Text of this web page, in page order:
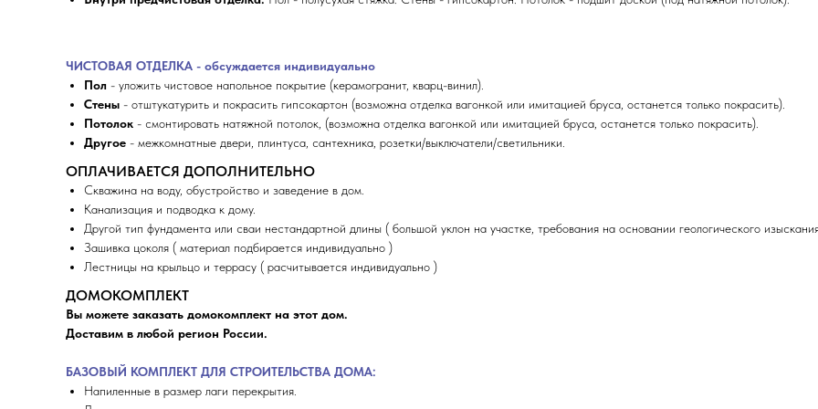
ЧИСТОВАЯ ОТДЕЛКА - обсуждается индивидуально
Пол - уложить чистовое напольное покрытие (керамогранит, кварц-винил).
Стены - отштукатурить и покрасить гипсокартон (возможна отделка вагонкой или имитацией бруса, останется только покрасить).
Потолок - смонтировать натяжной потолок, (возможна отделка вагонкой или имитацией бруса, останется только покрасить).
Другое - межкомнатные двери, плинтуса, сантехника, розетки/выключатели/светильники.
ОПЛАЧИВАЕТСЯ ДОПОЛНИТЕЛЬНО
Скважина на воду, обустройство и заведение в дом.
Канализация и подводка к дому.
Другой тип фундамента или сваи нестандартной длины ( большой уклон на участке, требования на основании геологического
Зашивка цоколя ( материал подбирается индивидуально )
Лестницы на крыльцо и террасу ( расчитывается индивидуально )
ДОМОКОМПЛЕКТ
Вы можете заказать домокомплект на этот дом.
Доставим в любой регион России.
БАЗОВЫЙ КОМПЛЕКТ ДЛЯ СТРОИТЕЛЬСТВА ДОМА:
Напиленные в размер лаги перекрытия.